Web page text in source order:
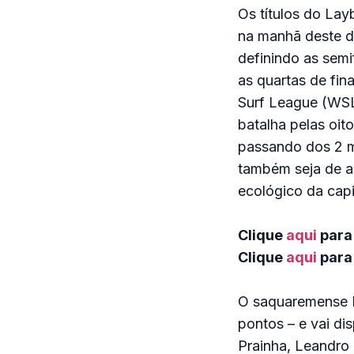
Os títulos do
na manhã deste
definindo as
as quartas de
Surf League
batalha pelas
passando dos 2
também seja de
ecológico da
Clique aqui
Clique aqui
O
pontos – e vai
Prainha,